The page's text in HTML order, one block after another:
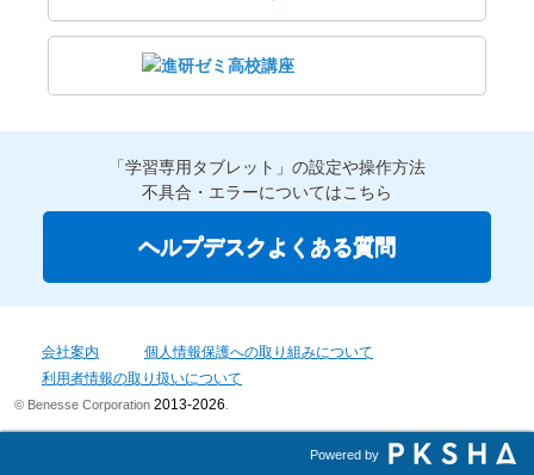
「学習専用タブレット」の設定や操作方法
不具合・エラーについてはこちら
ヘルプデスクよくある質問
会社案内
個人情報保護への取り組みについて
利用者情報の取り扱いについて
© Benesse Corporation 2013-2026
Powered by